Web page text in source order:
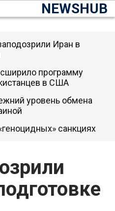
NEWSHUB
Иран в
программу
в США
уровень обмена
санкциях